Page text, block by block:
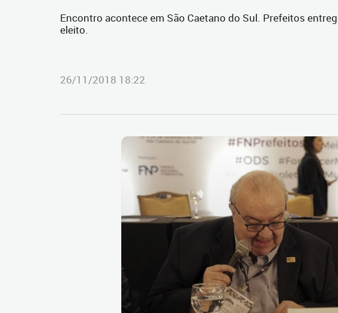
Encontro acontece em São Caetano do Sul. Prefeitos
eleito.
26/11/2018 18:22